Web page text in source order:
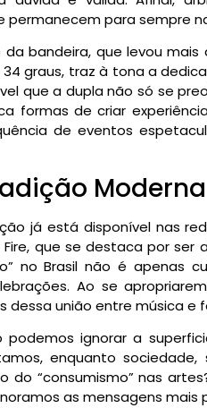
permanecem para sempre
da bandeira, que levou
graus, traz à tona a
que a dupla não só se
formas de criar
de eventos
Moderna
já está disponível nas
Fire, que se destaca por
no Brasil não é apenas
Ao se
dessa união entre música e
podemos ignorar a
enquanto
do “consumismo” nas
as mensagens